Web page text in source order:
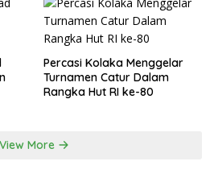
Percasi Kolaka Menggelar
Turnamen Catur Dalam
Rangka Hut RI ke-80
View More